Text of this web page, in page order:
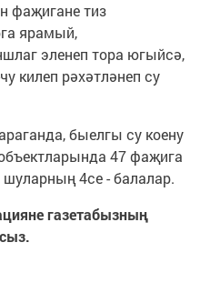
фаҗигане тиз
ярамый,
эленеп тора югыйсә,
килеп рәхәтләнеп су
быелгы су коену
47 фаҗига
4се - балалар.
газетабызның